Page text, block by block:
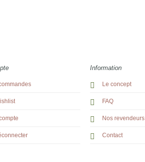
Information
Le concept
FAQ
Nos revendeurs
Contact